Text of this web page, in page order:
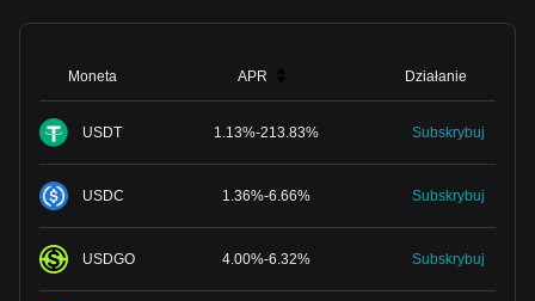
Moneta APR Działanie
USDT 1.13%-213.83% Subskrybuj
USDC 1.36%-6.66% Subskrybuj
USDGO 4.00%-6.32% Subskrybuj